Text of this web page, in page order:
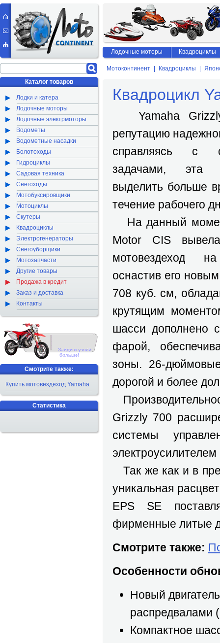
Мотоконтинент Квадроциклы
Квадроцикл
Yamaha
репутацию
справляясь с
задачами, эта
выделить больше
течение рабочего
На данный
Motor CIS
мотовездеход
оснастив его
708 куб. см,
крутящим
шасси дополнено
фарой,
зоны. 26-
дорогой и более
Grizzly 700
системы
Так же как и в
уникальная
EPS SE
фирменные литые
Смотрите также:
Особенности
Новый
распредвалами
Компактное
Каталог товаров
Лодки и катера
Лодочные моторы
Лодочные электрмоторы
Водометы
Водометные насадки
Болотоходы
Гидроциклы
Садовая техника
Снегоходы
Мотобуксировщики
Мотоциклы
Скутеры
Квадроциклы
Электрогенераторы
Снегоуборщики
Мотозапчасти
Другие товары
Продажа в кредит
Заказ и доставка
Контакты
Смотрите также:
Купить мотовездеход Yamaha
Статистика
Лодочные моторы Квадроциклы